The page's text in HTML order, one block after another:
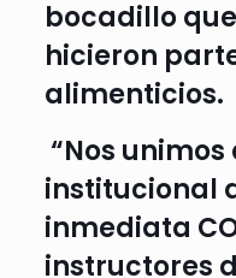
bocadillo
hicieron
alimenticios.
“Nos
institucional
inmediata
instructores